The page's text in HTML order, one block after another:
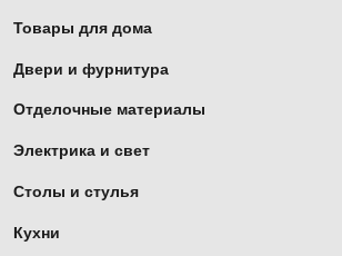
Товары для дома
Двери и фурнитура
Отделочные материалы
Электрика и свет
Столы и стулья
Кухни